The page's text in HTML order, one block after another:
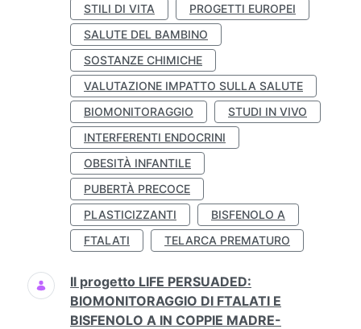
STILI DI VITA
PROGETTI EUROPEI
SALUTE DEL BAMBINO
SOSTANZE CHIMICHE
VALUTAZIONE IMPATTO SULLA SALUTE
BIOMONITORAGGIO
STUDI IN VIVO
INTERFERENTI ENDOCRINI
OBESITÀ INFANTILE
PUBERTÀ PRECOCE
PLASTICIZZANTI
BISFENOLO A
FTALATI
TELARCA PREMATURO
Il progetto LIFE PERSUADED:
BIOMONITORAGGIO DI FTALATI E
BISFENOLO A IN COPPIE MADRE-